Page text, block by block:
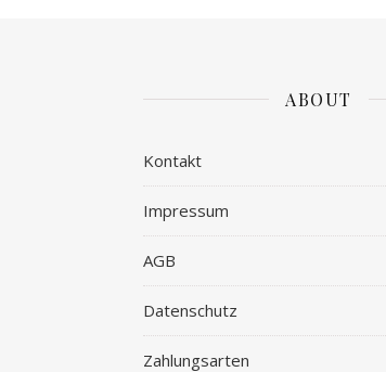
ABOUT
Kontakt
Impressum
AGB
Datenschutz
Zahlungsarten